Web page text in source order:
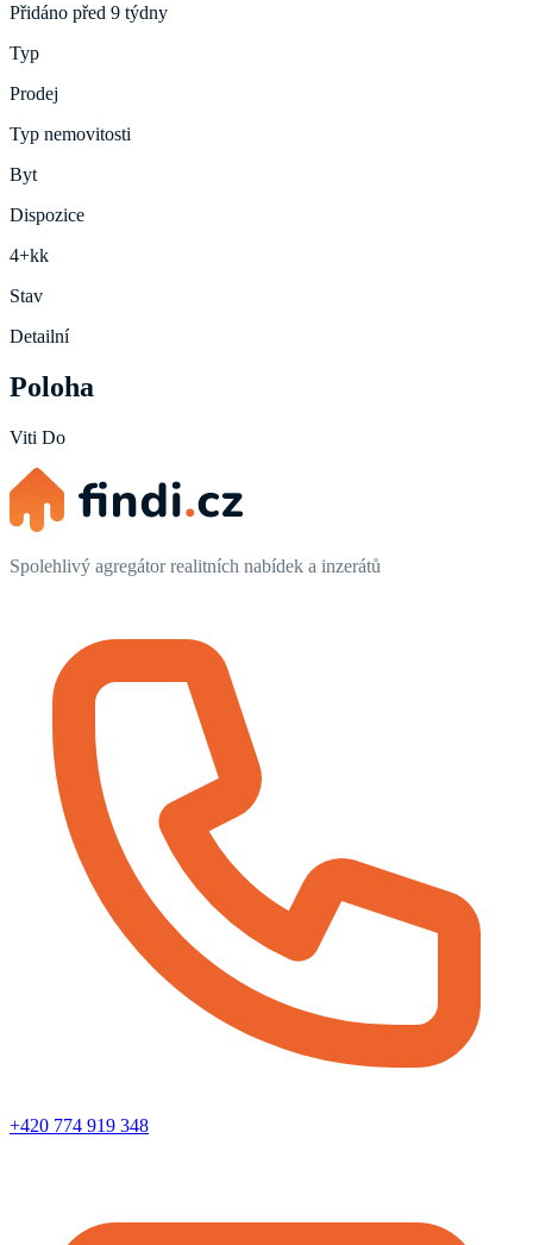
Přidáno před 9 týdny
Typ
Prodej
Typ nemovitosti
Byt
Dispozice
4+kk
Stav
Detailní
Poloha
Viti Do
Spolehlivý agregátor realitních nabídek a inzerátů
+420 774 919 348